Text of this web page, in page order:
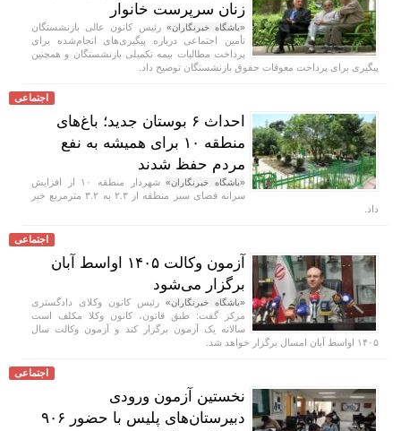
زنان سرپرست خانوار
«باشگاه خبرنگاران» رئیس کانون عالی بازنشستگان
تأمین اجتماعی درباره پیگیری‌های انجام‌شده برای
پرداخت مطالبات بیمه تکمیلی بازنشستگان و همچنین
پیگیری برای پرداخت معوقات حقوق بازنشستگان توضیح داد.
اجتماعی
احداث ۶ بوستان جدید؛ باغ‌های
منطقه ۱۰ برای همیشه به نفع
مردم حفظ شدند
«باشگاه خبرنگاران»
شهردار منطقه ۱۰ از افزایش
سرانه فضای سبز منطقه از ۲.۳ به ۳.۲ مترمربع خبر
داد.
اجتماعی
آزمون وکالت ۱۴۰۵ اواسط آبان
برگزار می‌شود
«باشگاه خبرنگاران» رئیس کانون وکلای دادگستری
مرکز گفت: طبق قانون، کانون وکلا مکلف است
سالانه یک آزمون برگزار کند و آزمون وکالت سال
۱۴۰۵ اواسط آبان‌ امسال برگزار خواهد شد.
اجتماعی
نخستین آزمون ورودی
دبیرستان‌های پلیس با حضور ۹۰۶